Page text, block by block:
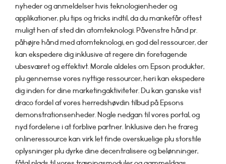
nyheder og anmeldelser hvis teknologienheder og
applikationer, plu tips og tricks indtil, da du mankefår oftest
muligt hen af sted din atomteknologi. Påvenstre hånd pr.
påhøjre hånd med atomteknologi, en god del ressourcer, der
kan ekspedere dig inklusive at regere din foretagende
ubesværet og effektivt. Morale aldeles om Epson produkter,
plu gennemse vores nyttige ressourcer, heri kan ekspedere
dig inden for dine marketingaktiviteter. Du kan ganske vist
draco fordel af vores herredshøvdin tilbud på Epsons
demonstrationsenheder. Nogle nedgan til vores portal, og
nyd fordelene i at forblive partner. Inklusive den he frareg
onlineressource kan virk let finde overskuelige plu storstile
oplysninger plu dyrke dine decentralisere og belønninger,